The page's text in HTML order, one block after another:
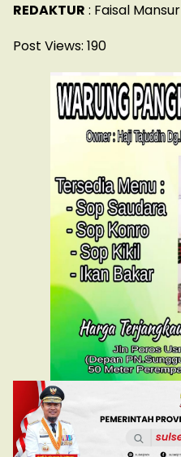
REDAKTUR : Faisal Mansur
Post Views: 190